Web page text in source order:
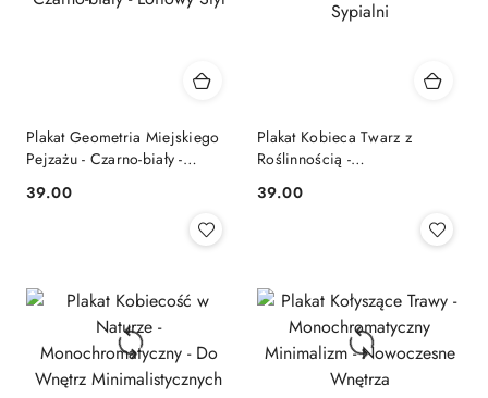
Plakat Geometria Miejskiego
Pejzażu - Czarno-biały -
Cena:
39.00
Plakat Kobieca Twarz z
Roślinnością -
Sypialni
Cena:
39.00